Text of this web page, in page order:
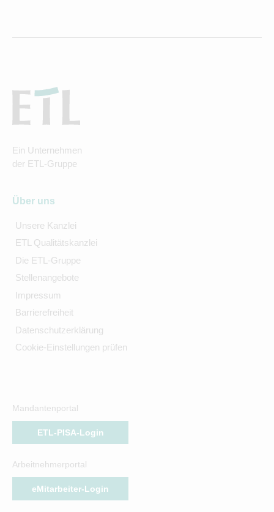
Ein Unternehmen
der ETL-Gruppe
Über uns
Unsere Kanzlei
ETL Qualitätskanzlei
Die ETL-Gruppe
Stellenangebote
Impressum
Barrierefreiheit
Datenschutzerklärung
Cookie-Einstellungen prüfen
Mandantenportal
ETL-PISA-Login
Arbeitnehmerportal
eMitarbeiter-Login